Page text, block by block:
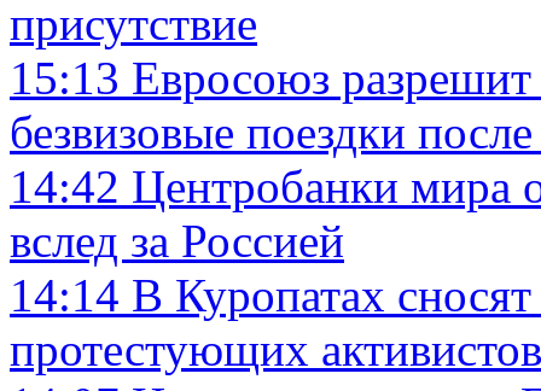
присутствие
15:13 Евросоюз
безвизовые поездки
14:42 Центробанки мира
вслед за Россией
14:14 В Куропатах
протестующих активистов